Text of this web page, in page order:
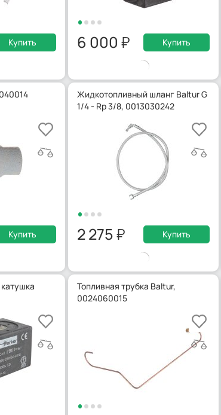
Купить 6 000 Купить
Купить
Жидкотопливный шланг Baltur G
1/4 - Rp 3/8, 0013030242
2 275 Купить
Топливная трубка Baltur,
0024060015